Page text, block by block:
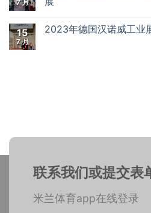
7 月
15
7 月
2023年德国汉诺威工业
联系我们或提交表
米兰体育app在线登录